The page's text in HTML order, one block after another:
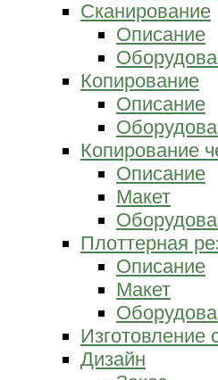
Сканирование
Описание
Копирование
Описание
Копирование
Описание
Макет
Плоттерная
Описание
Макет
Изготовление
Дизайн